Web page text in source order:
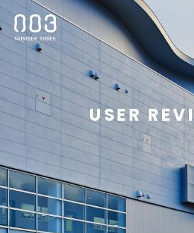
USER
TOP
PRODUCTS
WELLBEING
FOR SALON